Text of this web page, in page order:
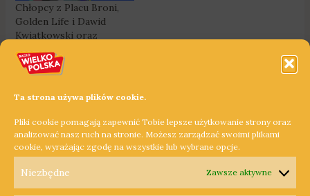
Ta strona używa plików cookie.
Pliki cookie pomagają zapewnić Tobie lepsze użytkowanie strony oraz
analizować nasz ruch na stronie. Możesz zarządzać swoimi plikami
cookie, wyrażając zgodę na wszystkie lub wybrane opcje.
Niezbędne Zawsze aktywne
Chłopcy z Placu Broni,
Golden Life i Dawid
Kwiatkowski oraz
Festiwal Orkiestr Dętych
na Dni Swarzędza
2 lipca 2021
Broni"
Poprzedni Wpis Następny Wpis